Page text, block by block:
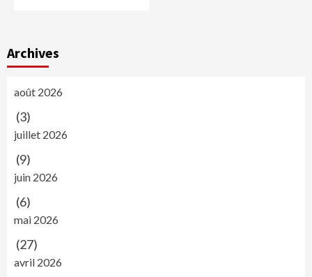
Archives
août 2026
(3)
juillet 2026
(9)
juin 2026
(6)
mai 2026
(27)
avril 2026